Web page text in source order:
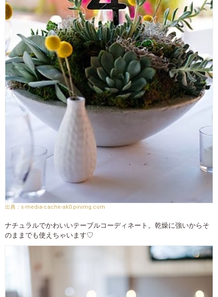
s-media-cache-ak0.pinimg.com
ナチュラルでかわいいテーブルコーディネート。乾燥に強いからそ
のままでも使えちゃいます♡